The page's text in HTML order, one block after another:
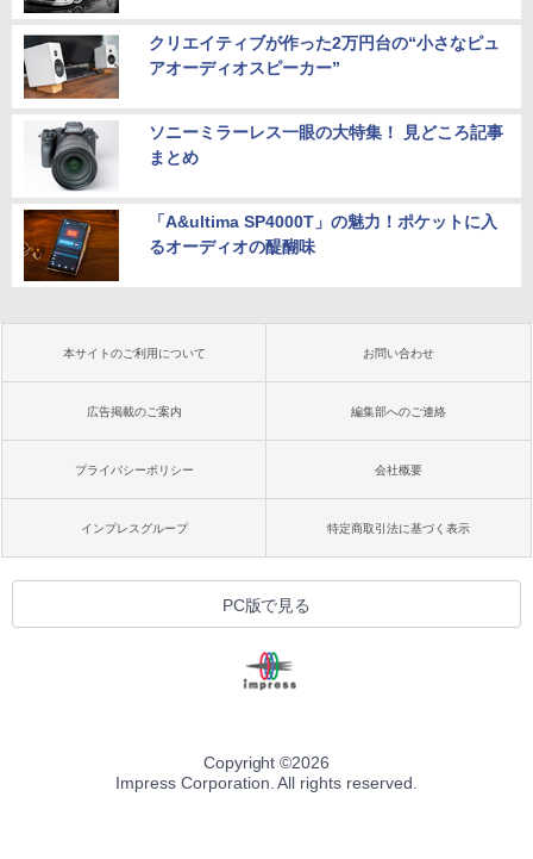
クリエイティブが作った2万円台の“小さなピュ
アオーディオスピーカー”
ソニーミラーレス一眼の大特集！ 見どころ記事
まとめ
「A&ultima SP4000T」の魅力！ポケットに入
るオーディオの醍醐味
本サイトのご利用について お問い合わせ
広告掲載のご案内 編集部へのご連絡
プライバシーポリシー 会社概要
インプレスグループ 特定商取引法に基づく表示
PC版で見る
Copyright ©2026
Impress Corporation. All rights reserved.